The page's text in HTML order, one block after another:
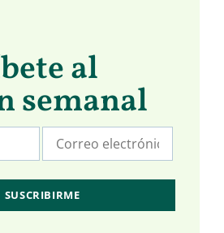
al
semanal